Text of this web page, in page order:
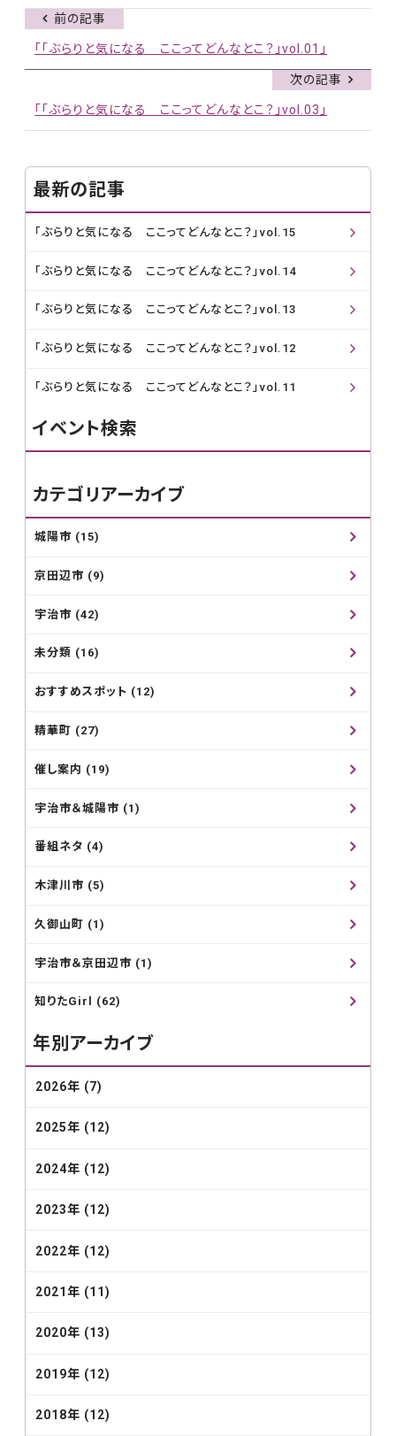
前の記事
「「ぶらりと気になる ここってどんなとこ？」vol.01」
次の記事
「「ぶらりと気になる ここってどんなとこ？」vol.03」
最新の記事
「ぶらりと気になる ここってどんなとこ？」vol.15
「ぶらりと気になる ここってどんなとこ？」vol.14
「ぶらりと気になる ここってどんなとこ？」vol.13
「ぶらりと気になる ここってどんなとこ？」vol.12
「ぶらりと気になる ここってどんなとこ？」vol.11
イベント検索
カテゴリアーカイブ
城陽市 (15)
京田辺市 (9)
宇治市 (42)
未分類 (16)
おすすめスポット (12)
精華町 (27)
催し案内 (19)
宇治市＆城陽市 (1)
番組ネタ (4)
木津川市 (5)
久御山町 (1)
宇治市＆京田辺市 (1)
知りたGirl (62)
年別アーカイブ
2026年 (7)
2025年 (12)
2024年 (12)
2023年 (12)
2022年 (12)
2021年 (11)
2020年 (13)
2019年 (12)
2018年 (12)